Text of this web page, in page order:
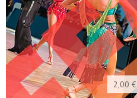
2,00 €